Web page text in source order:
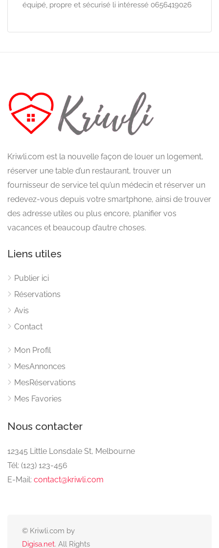
équipé, propre et sécurisé li intéressé 0656419026
Kriwli.com est la nouvelle façon de louer un logement,
réserver une table d’un restaurant, trouver un
fournisseur de service tel qu’un médecin et réserver un
redevez-vous depuis votre smartphone, ainsi de trouver
des adresse utiles ou plus encore, planifier vos
vacances et beaucoup d’autre choses.
Liens utiles
Publier ici
Réservations
Avis
Contact
Mon Profil
MesAnnonces
MesRéservations
Mes Favories
Nous contacter
12345 Little Lonsdale St, Melbourne
Tél: (123) 123-456
E-Mail: contact@kriwli.com
© Kriwli.com by
Digisa.net. All Rights